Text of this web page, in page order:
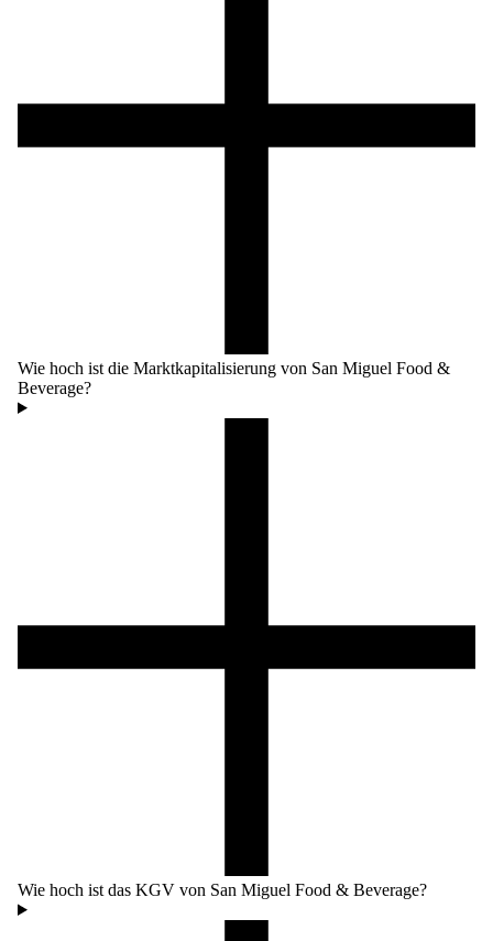
Wie hoch ist die Marktkapitalisierung von San Miguel Food &
Beverage?
Wie hoch ist das KGV von San Miguel Food & Beverage?